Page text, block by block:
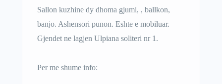
Sallon kuzhine dy dhoma gjumi, , ballkon,
banjo. Ashensori punon. Eshte e mobiluar.
Gjendet ne lagjen Ulpiana soliteri nr 1.
Per me shume info: